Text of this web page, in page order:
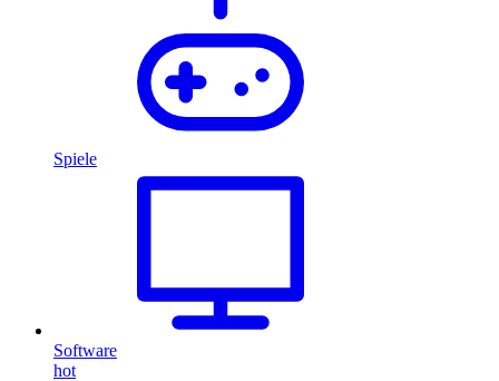
Spiele
Software
hot